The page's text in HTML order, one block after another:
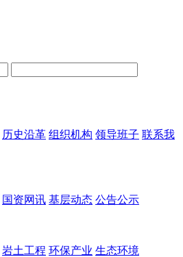
历史沿革 组织机构 领导班子 联系我
国资网讯 基层动态 公告公示
岩土工程 环保产业 生态环境